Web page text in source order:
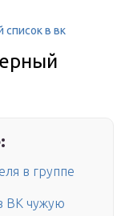
список в вк
в группе
ВК чужую